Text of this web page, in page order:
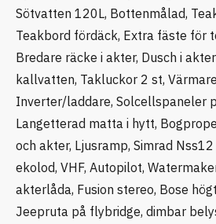
Sötvatten 120L, Bottenmålad,
Teakbord fördäck, Extra fäste för
Bredare räcke i akter, Dusch i
kallvatten, Takluckor 2 st,
Inverter/laddare, Solcellspaneler
Langetterad matta i hytt,
och akter, Ljusramp, Simrad
ekolod, VHF, Autopilot,
akterlåda, Fusion stereo, Bose
Jeepruta på flybridge, dimbar